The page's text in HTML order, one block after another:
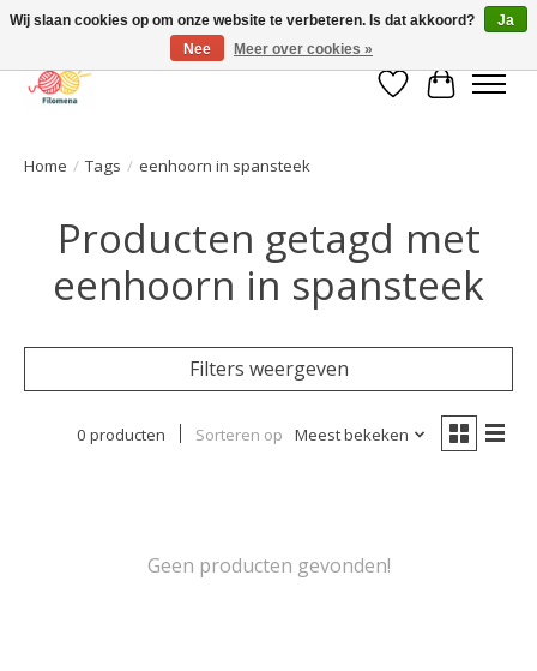
Verlanglijst
Home / Tags / eenhoorn in spansteek
Producten getagd met
eenhoorn in spansteek
Filters weergeven
0 producten Sorteren op Meest bekeken
Geen producten gevonden!
Wij slaan cookies op om onze website te verbeteren. Is dat akkoord?
Ja
Nee
Meer over cookies »